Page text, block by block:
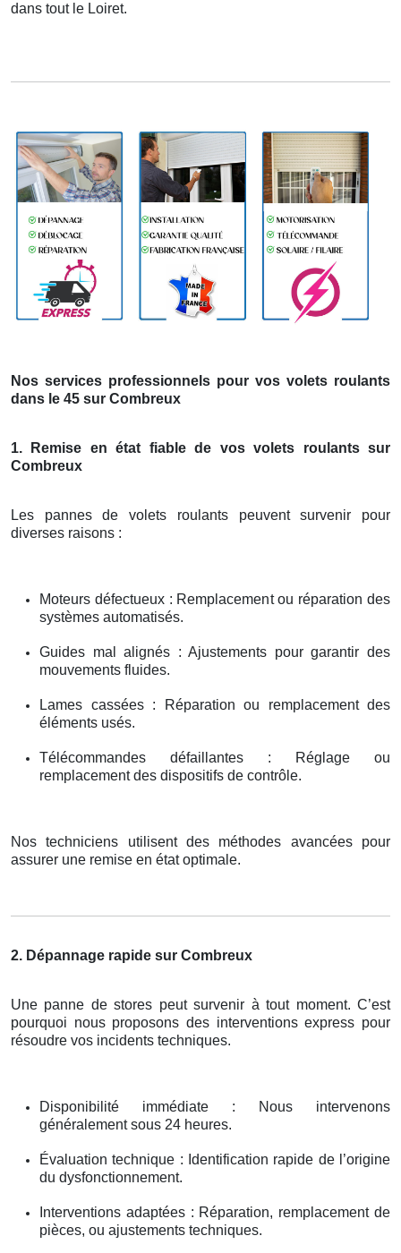
dans tout le Loiret.
Nos services professionnels pour vos volets roulants
dans le 45 sur Combreux
1. Remise en état fiable de vos volets roulants sur
Combreux
Les pannes de volets roulants peuvent survenir pour
diverses raisons :
Moteurs défectueux : Remplacement ou réparation des
systèmes automatisés.
Guides mal alignés : Ajustements pour garantir des
mouvements fluides.
Lames cassées : Réparation ou remplacement des
éléments usés.
Télécommandes défaillantes : Réglage ou
remplacement des dispositifs de contrôle.
Nos techniciens utilisent des méthodes avancées pour
assurer une remise en état optimale.
2. Dépannage rapide sur Combreux
Une panne de stores peut survenir à tout moment. C’est
pourquoi nous proposons des interventions express pour
résoudre vos incidents techniques.
Disponibilité immédiate : Nous intervenons
généralement sous 24 heures.
Évaluation technique : Identification rapide de l’origine
du dysfonctionnement.
Interventions adaptées : Réparation, remplacement de
pièces, ou ajustements techniques.